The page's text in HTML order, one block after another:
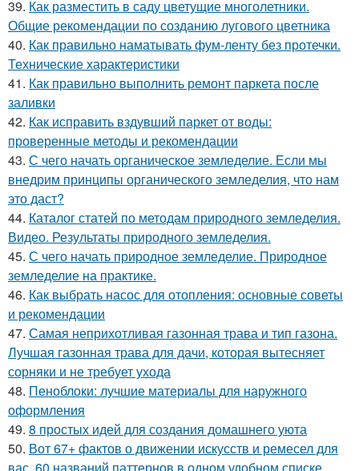
39. Как разместить в саду цветущие многолетники.
Общие рекомендации по созданию лугового цветника
40. Как правильно наматывать фум-ленту без протечки.
Технические характеристики
41. Как правильно выполнить ремонт паркета после
заливки
42. Как исправить вздувший паркет от воды:
проверенные методы и рекомендации
43. С чего начать органическое земледелие. Если мы
внедрим принципы органического земледелия, что нам
это даст?
44. Каталог статей по методам природного земледелия.
Видео. Результаты природного земледелия.
45. С чего начать природное земледелие. Природное
земледелие на практике.
46. Как выбрать насос для отопления: основные советы
и рекомендации
47. Самая неприхотливая газонная трава и тип газона.
Лучшая газонная трава для дачи, которая вытесняет
сорняки и не требует ухода
48. Пеноблоки: лучшие материалы для наружного
оформления
49. 8 простых идей для создания домашнего уюта
50. Вот 67+ фактов о движении искусств и ремесел для